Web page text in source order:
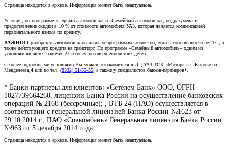
Страница находится в архиве. Информация может быть неактуальна.
Условия, по программе «Первый автомобиль» и «Семейный автомобиль», подразумевают
предоставление скидки в 10 % от стоимости автомобиля УАЗ, которая является компенсацией
первоначального взноса по кредиту.
ВАЖНО! Приобретать автомобиль по данным программам возможно, если в собственности нет ТС, а
также действующего кредита на транспорт. По программе «Семейный автомобиль» одним из
условиям является наличие 2х и более несовершеннолетних детей.
С более подробными условиями Вы можете ознакомиться в ДЦ УАЗ ТСК «Мотор» в г. Кирове на
Менделеева,4 или по тел. (8332) 51-55-55 , а также у специалистов банков-партнеров*.
* Банки партнеры для клиентов: «Сетелем Банк» ООО, ОГРН
1027739664260, лицензии Банка России на осуществление банковских
операций № 2168 (бессрочные); , ВТБ 24 (ПАО) осуществляется в
соответствии с генеральной лицензией Банка России №1623 от
29.10.2014 г.; ПАО «Совкомбанк» Генеральная лицензия Банка России
№963 от 5 декабря 2014 года.
Страница находится в архиве. Информация может быть неактуальна.